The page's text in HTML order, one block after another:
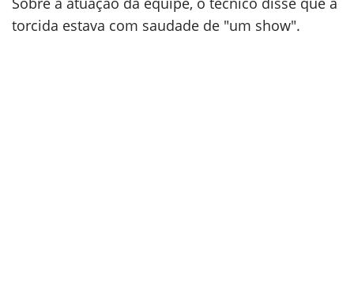
torcida estava com saudade de "um show".